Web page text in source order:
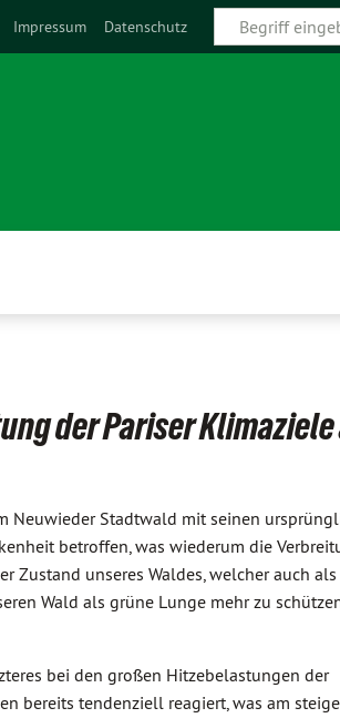
Impressum Datenschutz
der Pariser Klimaziele
Neuwieder Stadtwald mit seinen
betroffen, was wiederum die
Zustand unseres Waldes, welcher auch als
Wald als grüne Lunge mehr zu
bei den großen Hitzebelastungen der
bereits tendenziell reagiert, was am